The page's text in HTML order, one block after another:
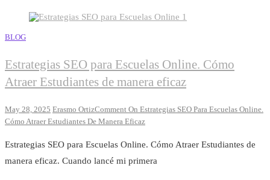
BLOG
Estrategias SEO para Escuelas Online. Cómo
Atraer Estudiantes de manera eficaz
May 28, 2025 Erasmo OrtizComment On Estrategias SEO Para Escuelas Online.
Cómo Atraer Estudiantes De Manera Eficaz
Estrategias SEO para Escuelas Online. Cómo Atraer Estudiantes de
manera eficaz. Cuando lancé mi primera